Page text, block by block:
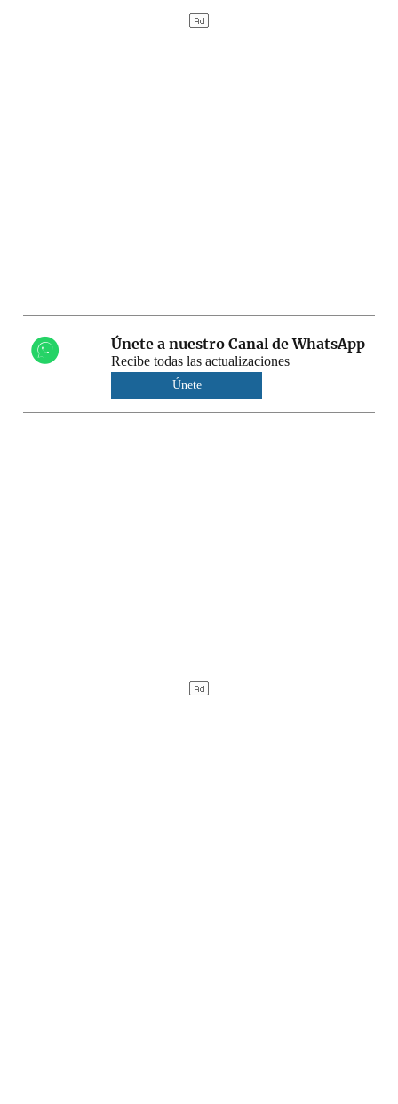
Únete a nuestro Canal de WhatsApp
Recibe todas las actualizaciones
Únete